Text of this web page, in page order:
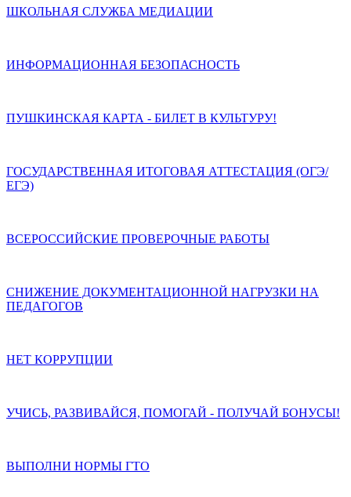
ШКОЛЬНАЯ СЛУЖБА МЕДИАЦИИ
ИНФОРМАЦИОННАЯ БЕЗОПАСНОСТЬ
ПУШКИНСКАЯ КАРТА - БИЛЕТ В КУЛЬТУРУ!
ГОСУДАРСТВЕННАЯ ИТОГОВАЯ АТТЕСТАЦИЯ (ОГЭ/
ЕГЭ)
ВСЕРОССИЙСКИЕ ПРОВЕРОЧНЫЕ РАБОТЫ
СНИЖЕНИЕ ДОКУМЕНТАЦИОННОЙ НАГРУЗКИ НА
ПЕДАГОГОВ
НЕТ КОРРУПЦИИ
УЧИСЬ, РАЗВИВАЙСЯ, ПОМОГАЙ - ПОЛУЧАЙ БОНУСЫ!
ВЫПОЛНИ НОРМЫ ГТО